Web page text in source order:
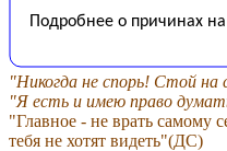
"Никогда не спорь! Стой
"Я есть и имею право
"Главное - не врать самому
тебя не хотят видеть"(ДС)